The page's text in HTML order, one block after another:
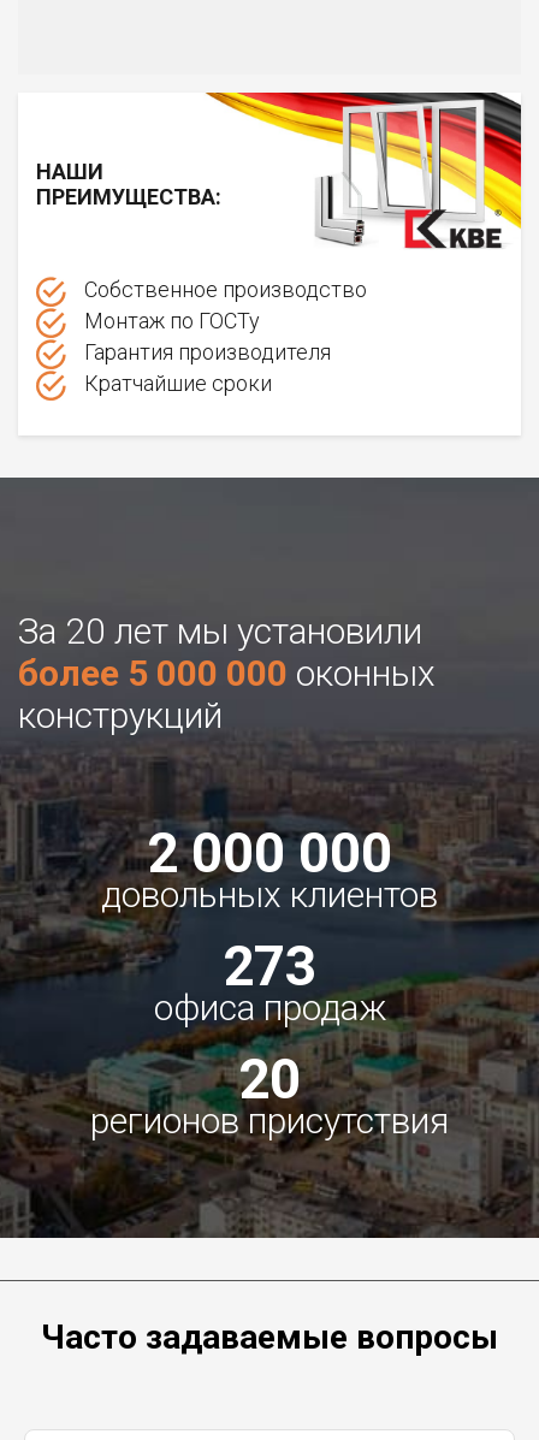
НАШИ
ПРЕИМУЩЕСТВА:
Собственное производство
Монтаж по ГОСТу
Гарантия производителя
Кратчайшие сроки
За 20 лет мы установили
более 5 000 000 оконных
конструкций
2 000 000
довольных клиентов
273
офиса продаж
20
регионов присутствия
Часто задаваемые вопросы